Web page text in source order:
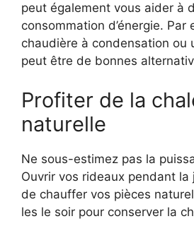
peut également vous aider à
consommation d’énergie. Par
chaudière à condensation ou
peut être de bonnes
Profiter de la
naturelle
Ne sous-estimez pas la
Ouvrir vos rideaux pendant la
de chauffer vos pièces
les le soir pour conserver la